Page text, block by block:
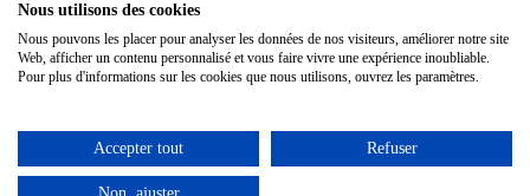
Confidentialité
Mentions légales
Suivez-nous
Facebook
Notre Blog
Nous utilisons des cookies
Nous pouvons les placer pour analyser les données de nos visiteurs, améliorer notre site
Web, afficher un contenu personnalisé et vous faire vivre une expérience inoubliable.
Pour plus d'informations sur les cookies que nous utilisons, ouvrez les paramètres.
Accepter tout Refuser